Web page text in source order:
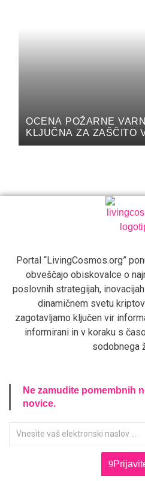
OCENA POŽARNE
KLJUČNA ZA ZAŠČITO
Portal “LivingCosmos.org”
obveščajo obiskovalce o
poslovnih strategijah,
dinamičnem svetu
zagotavljamo ključen vir
informirani in v koraku s
sodobnega
Ne zamudite pomembnih
novice.